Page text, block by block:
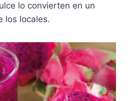
lo convierten en un
los locales.